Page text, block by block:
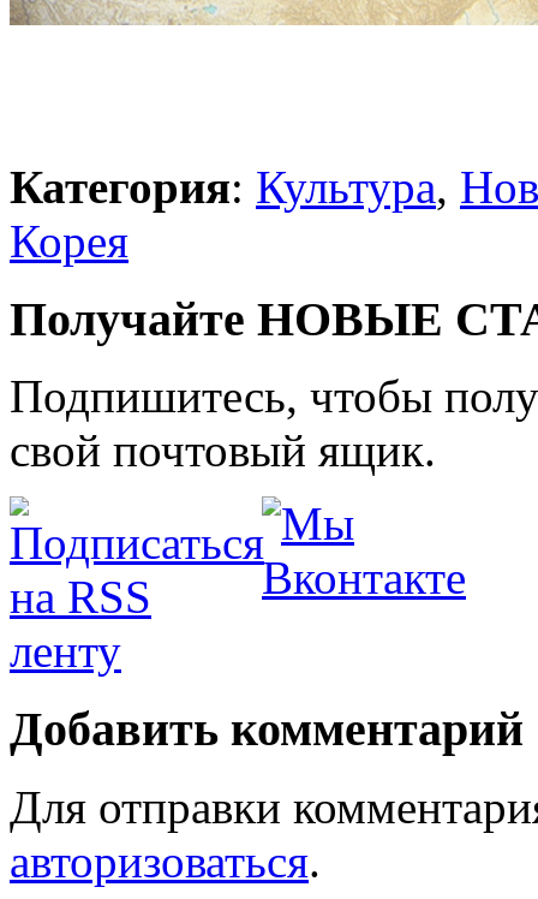
Категория: Культура,
Корея
Получайте НОВЫЕ
Подпишитесь, чтобы
свой почтовый ящик.
Добавить комментарий
Для отправки
авторизоваться.